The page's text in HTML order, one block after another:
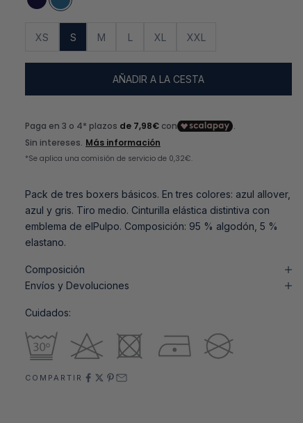
Azul marino
Azul
XS S M L XL XXL
AÑADIR A LA CESTA
Pack de tres boxers básicos. En tres colores: azul allover,
azul y gris. Tiro medio. Cinturilla elástica distintiva con
emblema de elPulpo. Composición: 95 % algodón, 5 %
elastano.
Composición
Envíos y Devoluciones
Cuidados:
COMPARTIR